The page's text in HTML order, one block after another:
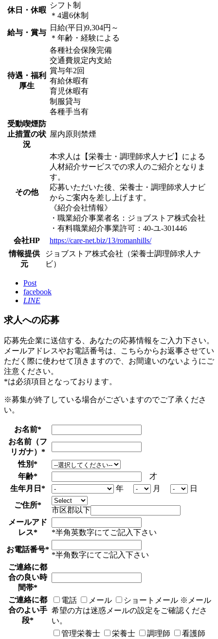
休日・休暇
シフト制
＊4週6休制
給与・賞与
日給(平日)9,304円～
＊年齢・経験による
待遇・福利
厚生
各種社会保険完備
交通費規定内支給
賞与年2回
有給休暇有
育児休暇有
制服貸与
各種手当有
受動喫煙防
止措置の状
況
屋内原則禁煙
その他
本求人は【栄養士・調理師求人ナビ】による
人材紹介サービスでの求人のご紹介となりま
す。
応募いただいた後、栄養士・調理師求人ナビ
からご案内を差し上げます。
《紹介会社情報》
・職業紹介事業者名：ジョブストア株式会社
・有料職業紹介事業許可：40-ユ-301446
会社HP
https://care-net.biz/13/romanhills/
情報提供
元
ジョブストア株式会社（栄養士調理師求人ナ
ビ）
Post
facebook
LINE
求人への応募
応募先企業に送信する、あなたの応募情報をご入力下さい。
メールアドレスやお電話番号は、こちらからお返事させてい
ただく際に使わせて頂きますので、お間違いのないようにご
注意ください。
*は必須項目となっております。
※募集が終了している場合がございますのでご了承くださ
い。
お名前*
お名前（フ
リガナ） *
性別*
年齢*
才
生年月日 * 年 月
日
ご住所*
市区郡以下
メールアド
レス* *半角英数字にてご記入下さい
お電話番号*
*半角数字にてご記入下さい
ご連絡に都
合の良い時
間帯*
ご連絡に都
合のよい手
段*
電話 メール ショートメール ※メール
希望の方は迷惑メールの設定をご確認くださ
い。
管理栄養士 栄養士 調理師
看護師